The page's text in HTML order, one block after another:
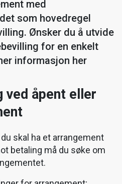
med
som hovedregel
Ønsker du å utvide
for en enkelt
informasjon her
ved åpent eller
skal ha et arrangement
betaling må du søke om